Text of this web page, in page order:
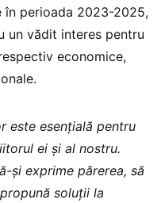
în perioada 2023-2025,
un vădit interes pentru
economice,
este esențială pentru
ei și al nostru.
și exprime părerea, să
soluții la